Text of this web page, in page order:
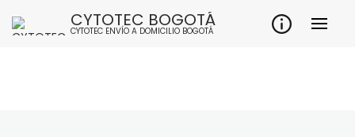
CYTOTEC BOGOTÁ
CYTOTEC ENVÍO A DOMICILIO BOGOTÁ